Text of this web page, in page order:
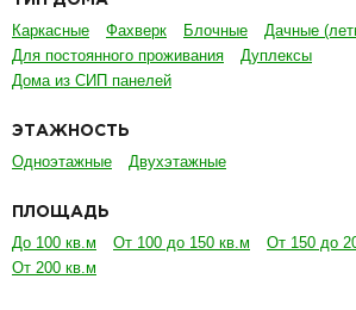
Каркасные Фахверк Блочные
Дачные
Для постоянного проживания
Дуплексы
Дома из СИП панелей
ЭТАЖНОСТЬ
Одноэтажные Двухэтажные
ПЛОЩАДЬ
До 100 кв.м От 100 до 150 кв.м
От 150 до
От 200 кв.м